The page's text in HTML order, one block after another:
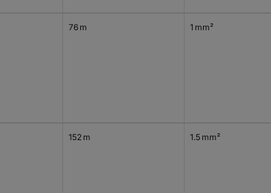
76 m 1 mm²
152 m 1.5 mm²